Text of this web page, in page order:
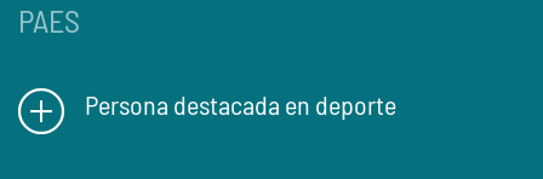
PAES
Persona destacada en deporte